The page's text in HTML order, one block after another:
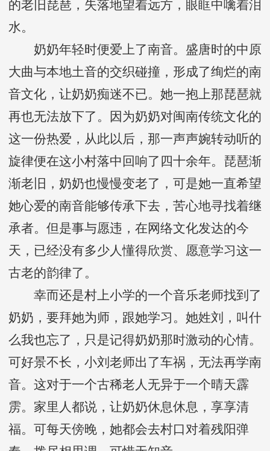
的老旧琵琶，失落地望着远方，眼眶中噙着泪
水。
奶奶年轻时便爱上了南音。盛唐时的中原
大曲与本地土音的交织碰撞，形成了绚烂的南
音文化，让奶奶痴迷不已。她一抱上那琵琶就
再也无法放下了。因为奶奶对闽南传统文化的
这一份热爱，从此以后，那一声声婉转动听的
旋律便在这小村落中回响了四十余年。琵琶渐
渐老旧，奶奶也慢慢变老了，可是她一直希望
她心爱的南音能够传承下去，苦心地寻找着继
承者。但是事与愿违，在网络文化发达的今
天，已经没有多少人懂得欣赏、愿意学习这一
古老的韵律了。
幸而还是村上小学的一个音乐老师找到了
奶奶，要拜她为师，跟她学习。她姓刘，叫什
么我也忘了，只是记得奶奶那时激动的心情。
可好景不长，小刘老师出了车祸，无法再学南
音。这对于一个古稀老人无异于一个晴天霹
雳。家里人都说，让奶奶休息休息，享享清
福。可每天傍晚，她都会去村口对着残阳弹